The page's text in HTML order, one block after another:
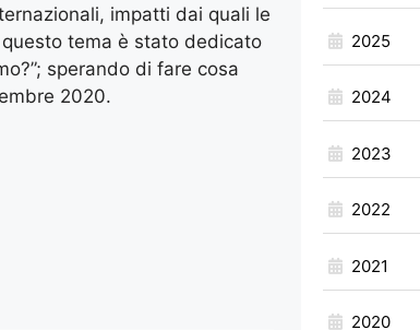
impatti dai quali le
tema è stato dedicato
sperando di fare cosa
2020.
2025
2024
2023
2022
2021
2020